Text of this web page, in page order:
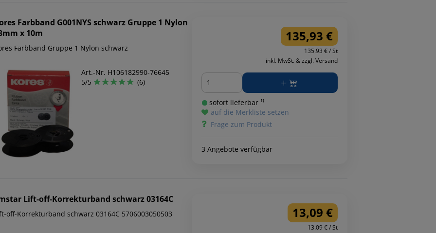
Farbband G001NYS schwarz Gruppe 1 Nylon
x 10m
Farbband Gruppe 1 Nylon schwarz
Art.-Nr. H106182990-76645
5/5
(6)
135,93 €
135.93 € / St
inkl. MwSt. & zzgl. Versand
Menge
sofort lieferbar ¹⁾
auf die Merkliste setzen
Frage zum Produkt
3 Angebote verfügbar
Lift-off-Korrekturband schwarz 03164C
off-Korrekturband schwarz 03164C 5706003050503 13,09 €
13.09 € / St